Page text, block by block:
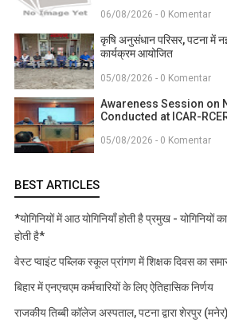
06/08/2026 - 0 Komentar
कृषि अनुसंधान परिसर, पटना में
कार्यक्रम आयोजित
05/08/2026 - 0 Komentar
Awareness Session on
Conducted at ICAR-
05/08/2026 - 0 Komentar
BEST ARTICLES
*योगिनियों में आठ योगिनियाँ होती है प्रमुख - योगिनियों
होती है*
वेस्ट प्वाइंट पब्लिक स्कूल प्रांगण में शिक्षक दिवस का
बिहार में एनएचएम कर्मचारियों के लिए ऐतिहासिक निर्णय
राजकीय तिब्बी कॉलेज अस्पताल, पटना द्वारा शेरपुर